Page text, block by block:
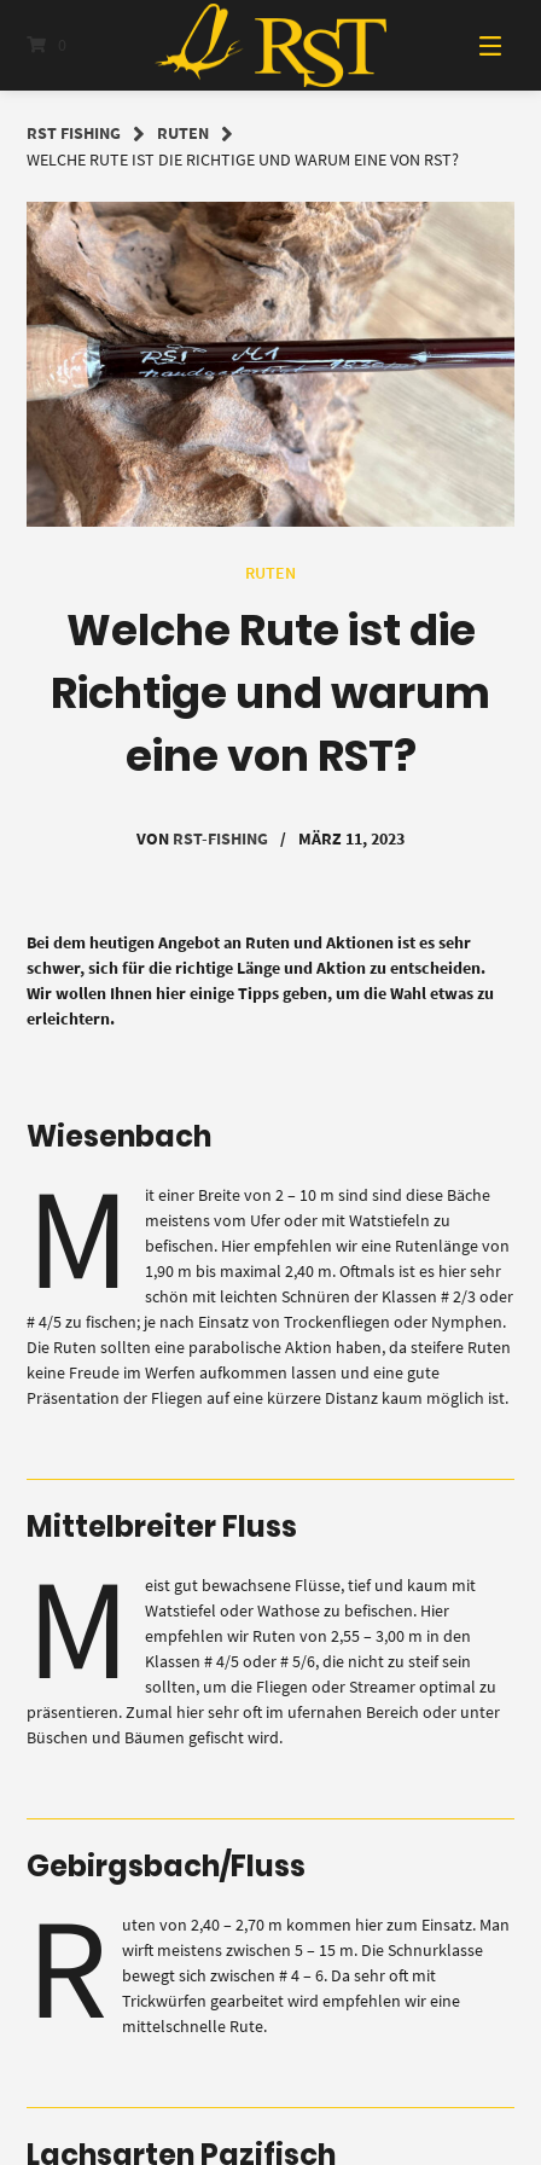
RST FISHING
RUTEN
WELCHE RUTE IST DIE RICHTIGE UND WARUM EINE VON RST?
RUTEN
Welche Rute ist die
Richtige und warum
eine von RST?
VON RST-FISHING / MÄRZ 11, 2023
Bei dem heutigen Angebot an Ruten und Aktionen ist es sehr
schwer, sich für die richtige Länge und Aktion zu entscheiden.
Wir wollen Ihnen hier einige Tipps geben, um die Wahl etwas zu
erleichtern.
Wiesenbach
M
it einer Breite von 2 – 10 m sind sind diese Bäche
meistens vom Ufer oder mit Watstiefeln zu
befischen. Hier empfehlen wir eine Rutenlänge von
1,90 m bis maximal 2,40 m. Oftmals ist es hier sehr
schön mit leichten Schnüren der Klassen # 2/3 oder
# 4/5 zu fischen; je nach Einsatz von Trockenfliegen oder Nymphen.
Die Ruten sollten eine parabolische Aktion haben, da steifere Ruten
keine Freude im Werfen aufkommen lassen und eine gute
Präsentation der Fliegen auf eine kürzere Distanz kaum möglich ist.
Mittelbreiter Fluss
M
eist gut bewachsene Flüsse, tief und kaum mit
Watstiefel oder Wathose zu befischen. Hier
empfehlen wir Ruten von 2,55 – 3,00 m in den
Klassen # 4/5 oder # 5/6, die nicht zu steif sein
sollten, um die Fliegen oder Streamer optimal zu
präsentieren. Zumal hier sehr oft im ufernahen Bereich oder unter
Büschen und Bäumen gefischt wird.
Gebirgsbach/Fluss
R
uten von 2,40 – 2,70 m kommen hier zum Einsatz. Man
wirft meistens zwischen 5 – 15 m. Die Schnurklasse
bewegt sich zwischen # 4 – 6. Da sehr oft mit
Trickwürfen gearbeitet wird empfehlen wir eine
mittelschnelle Rute.
Lachsarten Pazifisch